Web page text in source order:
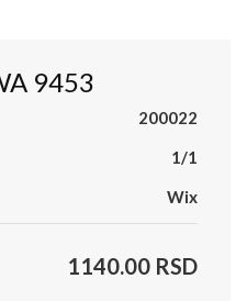
9453
200022
1/1
Wix
1140.00 RSD